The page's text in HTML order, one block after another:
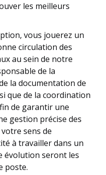
les meilleurs
vous jouerez un
circulation des
au sein de notre
de la
la documentation de
que de la coordination
de garantir une
gestion précise des
sens de
à travailler dans un
évolution seront les
poste.